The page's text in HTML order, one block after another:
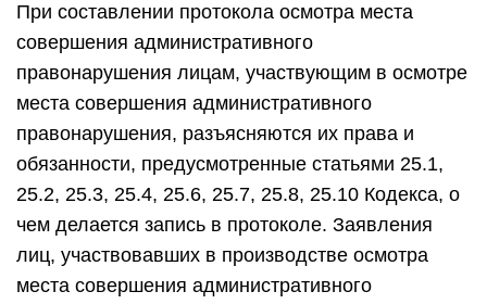
При составлении протокола осмотра места
совершения административного
правонарушения лицам, участвующим в осмотре
места совершения административного
правонарушения, разъясняются их права и
обязанности, предусмотренные статьями 25.1,
25.2, 25.3, 25.4, 25.6, 25.7, 25.8, 25.10 Кодекса, о
чем делается запись в протоколе. Заявления
лиц, участвовавших в производстве осмотра
места совершения административного